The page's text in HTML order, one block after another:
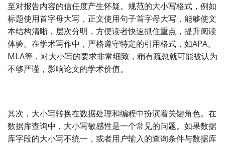
至对报告内容的信任度产生怀疑。规范的大小写格式，例如
标题使用首字母大写，正文使用句子首字母大写，能够使文
本结构清晰，层次分明，方便读者快速抓住重点，提升阅读
体验。在学术写作中，严格遵守特定的引用格式，如APA、
MLA等，对大小写的要求非常细致，稍有疏忽就可能被认为
不够严谨，影响论文的学术价值。
其次，大小写转换在数据处理和编程中扮演着关键角色。在
数据库查询中，大小写敏感性是一个常见的问题。如果数据
库字段的大小写不统一，或者用户输入的查询条件与数据库